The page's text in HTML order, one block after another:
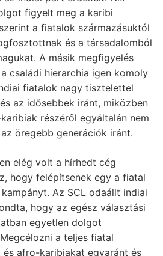
figyelt meg a karibi
a fiatalok származásuktól
és a társadalomból
A másik megfigyelés
családi hierarchia igen komoly
fiatalok nagy tisztelettel
az idősebbek iránt, miközben
részéről egyáltalán nem
öregebb generációk iránt.
elég volt a hírhedt cég
hogy felépítsenek egy a fiatal
Az SCL odaállt indiai
hogy az egész választási
egyetlen dolgot
a teljes fiatal
afro-karibiakat egyaránt és